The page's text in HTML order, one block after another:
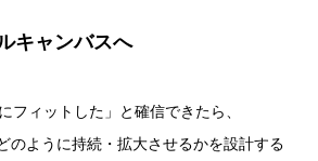
キャンバスへ
フィットした」と確信できたら、
のように持続・拡大させるかを設計する